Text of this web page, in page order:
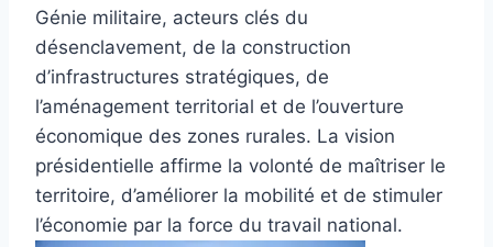
Génie militaire, acteurs clés du
désenclavement, de la construction
d’infrastructures stratégiques, de
l’aménagement territorial et de l’ouverture
économique des zones rurales. La vision
présidentielle affirme la volonté de maîtriser le
territoire, d’améliorer la mobilité et de stimuler
l’économie par la force du travail national.